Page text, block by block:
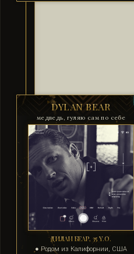
DYLAN BEAR
медведь, гуляю сам по себе
ДИЛАН БЕАР, 35 Y.O.
● Родом из Калифорнии, США